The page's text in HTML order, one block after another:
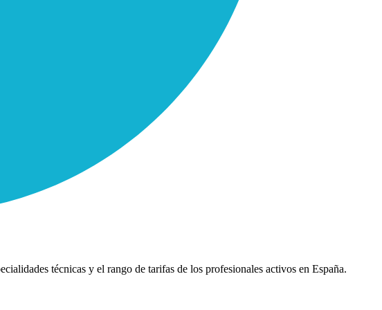
técnicas y el rango de tarifas de los profesionales activos en España.